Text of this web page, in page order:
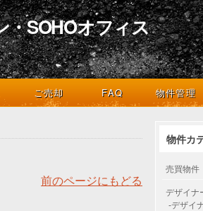
SOHOオフィス
デザインとライフスタイルを楽し
ご売却 FAQ 物件管理
前のページにもどる
物件カ
売買物件
デザイナ
-デザイ